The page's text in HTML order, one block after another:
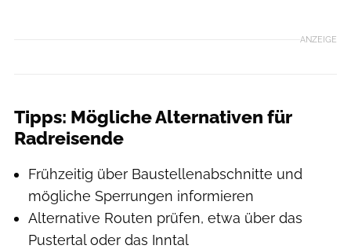
ANZEIGE
Tipps: Mögliche Alternativen für
Radreisende
Frühzeitig über Baustellenabschnitte und
mögliche Sperrungen informieren
Alternative Routen prüfen, etwa über das
Pustertal oder das Inntal